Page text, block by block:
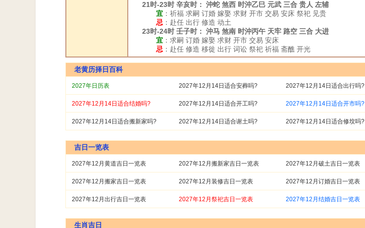
21时-23时 辛亥时： 沖蛇 煞西 时沖乙巳 元武 三合 贵人 左辅
宜 ：祈福 求嗣 订婚 嫁娶 求财 开市 交易 安床 祭祀 见贵
忌 ：赴任 出行 修造 动土
23时-24时 壬子时： 沖马 煞南 时沖丙午 天牢 路空 三合 大进
宜 ：求嗣 订婚 嫁娶 求财 开市 交易 安床
忌 ：赴任 修造 移徙 出行 词讼 祭祀 祈福 斋醮 开光
老黄历择日百科
2027年日历表 2027年12月14日适合安葬吗? 2027年12月14日适合出行吗?
2027年12月14日适合结婚吗? 2027年12月14日适合开工吗? 2027年12月14日适合开市吗?
2027年12月14日适合搬新家吗? 2027年12月14日适合谢土吗? 2027年12月14日适合修坟吗?
吉日一览表
2027年12月黄道吉日一览表 2027年12月搬新家吉日一览表 2027年12月破土吉日一览表
2027年12月搬家吉日一览表 2027年12月装修吉日一览表 2027年12月订婚吉日一览表
2027年12月出行吉日一览表 2027年12月祭祀吉日一览表 2027年12月结婚吉日一览表
生肖吉日